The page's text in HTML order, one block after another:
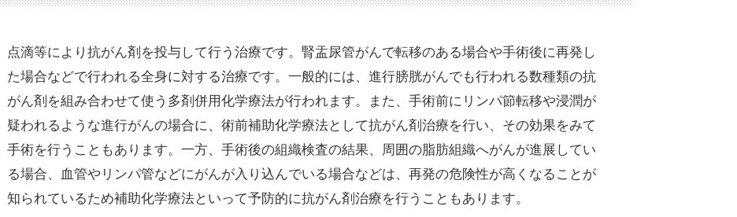
点滴等により抗がん剤を投与して行う治療です。腎盂尿管がんで転移のある場合や手術後に再発し
た場合などで行われる全身に対する治療です。一般的には、進行膀胱がんでも行われる数種類の抗
がん剤を組み合わせて使う多剤併用化学療法が行われます。また、手術前にリンパ節転移や浸潤が
疑われるような進行がんの場合に、術前補助化学療法として抗がん剤治療を行い、その効果をみて
手術を行うこともあります。一方、手術後の組織検査の結果、周囲の脂肪組織へがんが進展してい
る場合、血管やリンパ管などにがんが入り込んでいる場合などは、再発の危険性が高くなることが
知られているため補助化学療法といって予防的に抗がん剤治療を行うこともあります。